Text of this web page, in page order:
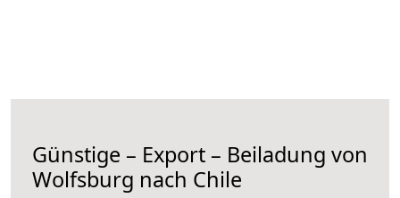
Günstige – Export – Beiladung von
Wolfsburg nach Chile